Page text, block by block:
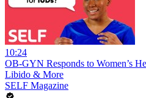
10:24
OB-GYN Responds to Women’s
Libido & More
SELF Magazine